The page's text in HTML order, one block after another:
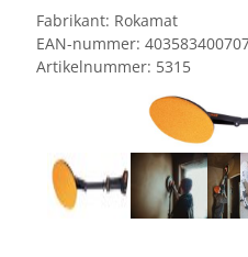
Fabrikant: Rokamat
EAN-nummer:
Artikelnummer: 5315